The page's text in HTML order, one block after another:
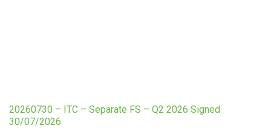
20260730 – ITC – Separate FS – Q2 2026 Signed
30/07/2026